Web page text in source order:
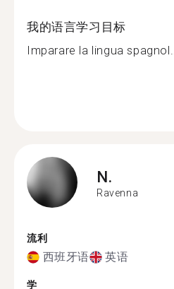
我的语言学习目标
Imparare la lingua spagnol...
N.
Ravenna
流利
西班牙语 英语
学